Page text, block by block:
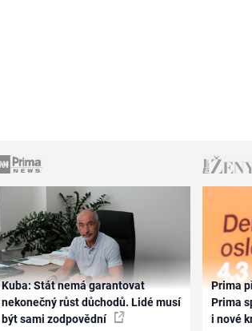
Kuba: Stát nemá garantovat
nekonečný růst důchodů. Lidé musí
být sami zodpovědní
Prima
Prima
i nové